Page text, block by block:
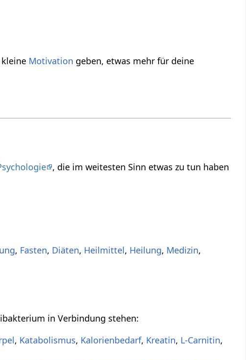
Motivation geben, etwas mehr für deine
, die im weitesten Sinn etwas zu tun haben
, Fasten, Diäten, Heilmittel, Heilung, Medizin,
in Verbindung stehen:
, Katabolismus, Kalorienbedarf, Kreatin, L-Carnitin,